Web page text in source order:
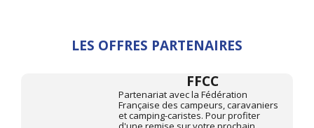
LES OFFRES PARTENAIRES
FFCC
Partenariat avec la Fédération
Française des campeurs, caravaniers
et camping-caristes. Pour profiter